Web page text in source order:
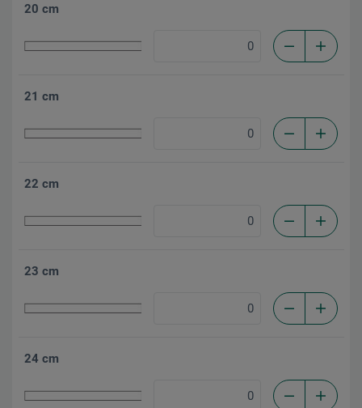
20 cm
21 cm
22 cm
23 cm
24 cm